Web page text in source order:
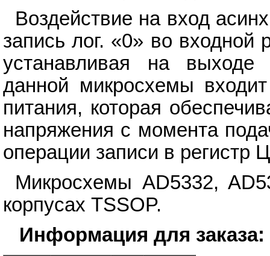
Воздействие на вход
запись лог. «0» во
устанавливая на
данной микросхемы
питания, которая
напряжения с момента
операции записи в регистр
Микросхемы AD5332,
корпусах TSSOP.
Информация для заказа: